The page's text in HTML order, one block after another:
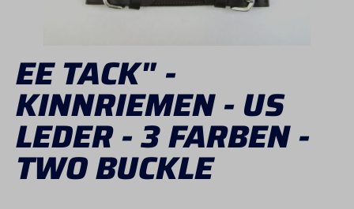
EE TACK" -
KINNRIEMEN - US
LEDER - 3 FARBEN -
TWO BUCKLE